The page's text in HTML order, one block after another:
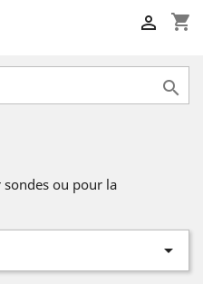
shopping_cart


ou pour la
